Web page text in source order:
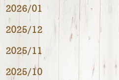
2026/01
2025/12
2025/11
2025/10